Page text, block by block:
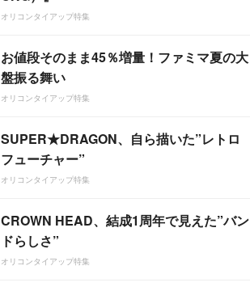
オリコンタイアップ特集
お値段そのまま45％増量！ファミマ夏の大
盤振る舞い
オリコンタイアップ特集
SUPER★DRAGON、自ら描いた”レトロ
フューチャー”
オリコンタイアップ特集
CROWN HEAD、結成1周年で見えた”バン
ドらしさ”
オリコンタイアップ特集